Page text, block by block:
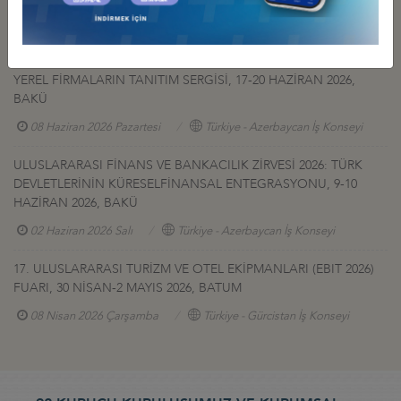
AFGANİSTAN TALK MADEN SAHASI GELİŞTİRME İHALESİ HK
27 Temmuz 2026 Pazartesi Türkiye - Afganistan İş Konseyi
YEREL FİRMALARIN TANITIM SERGİSİ, 17-20 HAZİRAN 2026,
BAKÜ
08 Haziran 2026 Pazartesi Türkiye - Azerbaycan İş Konseyi
ULUSLARARASI FİNANS VE BANKACILIK ZİRVESİ 2026: TÜRK
DEVLETLERİNİN KÜRESELFİNANSAL ENTEGRASYONU, 9-10
HAZİRAN 2026, BAKÜ
02 Haziran 2026 Salı Türkiye - Azerbaycan İş Konseyi
17. ULUSLARARASI TURİZM VE OTEL EKİPMANLARI (EBIT 2026)
FUARI, 30 NİSAN-2 MAYIS 2026, BATUM
08 Nisan 2026 Çarşamba Türkiye - Gürcistan İş Konseyi